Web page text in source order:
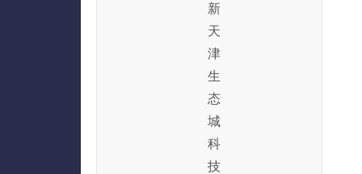
新
天
津
生
态
城
科
技